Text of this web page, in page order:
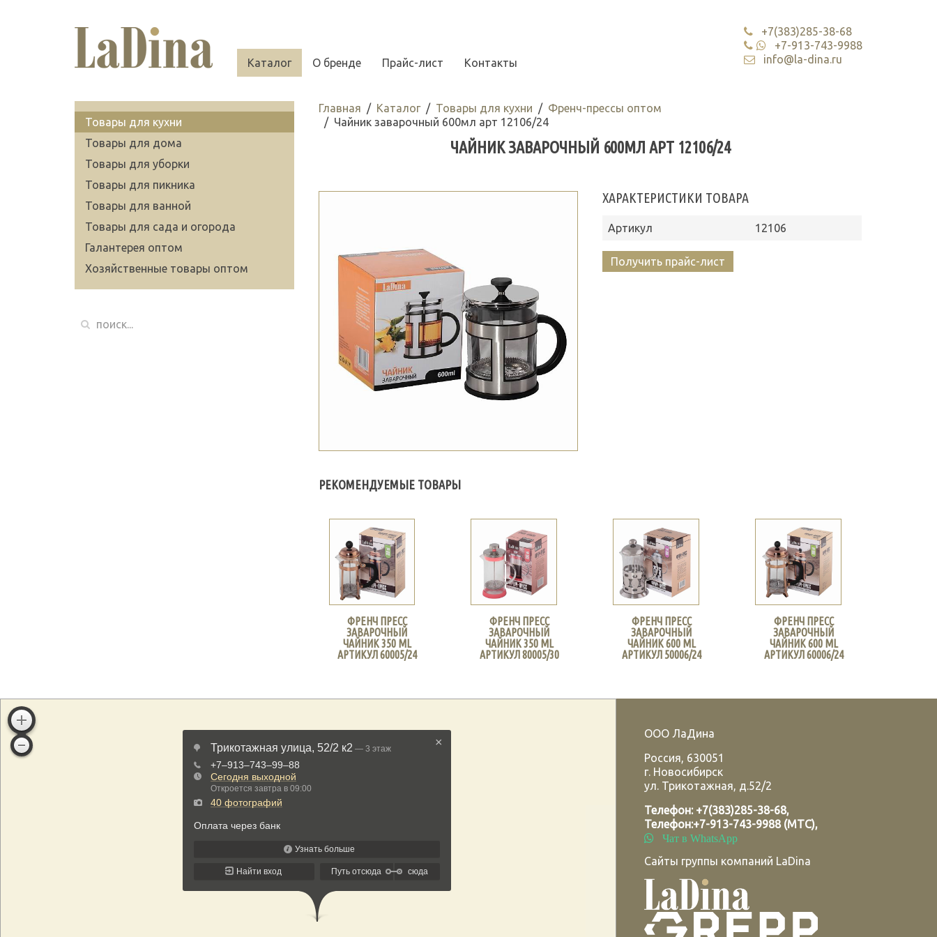
Каталог О бренде Прайс-лист Контакты
+7(383)285-38-68
+7-913-743-9988
info@la-dina.ru
Главная Каталог Товары для кухни
Френч-прессы оптом
Чайник заварочный 600мл арт 12106/24
ЧАЙНИК ЗАВАРОЧНЫЙ 600МЛ АРТ 12106/24
ХАРАКТЕРИСТИКИ ТОВАРА
Артикул 12106
Получить прайс-лист
РЕКОМЕНДУЕМЫЕ ТОВАРЫ
ФРЕНЧ ПРЕСС
ЗАВАРОЧНЫЙ
ЧАЙНИК 350 ML
АРТИКУЛ 60005/24
ФРЕНЧ ПРЕСС
ЗАВАРОЧНЫЙ
ЧАЙНИК 350 ML
АРТИКУЛ 80005/30
ФРЕНЧ ПРЕСС
ЗАВАРОЧНЫЙ
ЧАЙНИК 600 ML
АРТИКУЛ 50006/24
ФРЕНЧ ПРЕСС
ЗАВАРОЧНЫЙ
ЧАЙНИК 600 ML
АРТИКУЛ 60006/24
Товары для кухни
Товары для дома
Товары для уборки
Товары для пикника
Товары для ванной
Товары для сада и огорода
Галантерея оптом
Хозяйственные товары оптом
ООО ЛаДина
Россия, 630051
г. Новосибирск
ул. Трикотажная, д.52/2
Телефон: +7(383)285-38-68,
Телефон:+7-913-743-9988 (МТС),
Чат в WhatsApp
Сайты группы компаний LaDina